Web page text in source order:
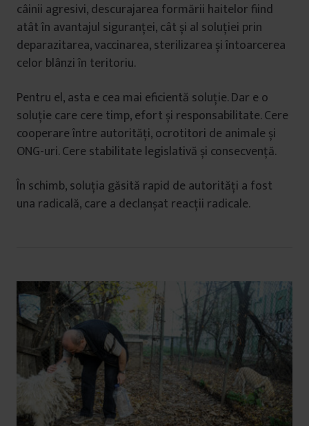
câinii agresivi, descurajarea formării haitelor fiind
atât în avantajul siguranței, cât și al soluției prin
deparazitarea, vaccinarea, sterilizarea și întoarcerea
celor blânzi în teritoriu.
Pentru el, asta e cea mai eficientă soluție. Dar e o
soluție care cere timp, efort și responsabilitate. Cere
cooperare între autorități, ocrotitori de animale și
ONG-uri. Cere stabilitate legislativă și consecvență.
În schimb, soluția găsită rapid de autorități a fost
una radicală, care a declanșat reacții radicale.